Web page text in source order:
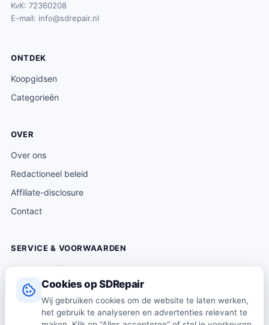
Cookies op SDRepair
Wij gebruiken cookies om de website te laten werken,
het gebruik te analyseren en advertenties relevant te
KvK: 72360208
E-mail: info@sdrepair.nl
ONTDEK
Koopgidsen
Categorieën
OVER
Over ons
Redactioneel beleid
Affiliate-disclosure
Contact
SERVICE & VOORWAARDEN
Klantenservice
Verzending & levering
Retourneren